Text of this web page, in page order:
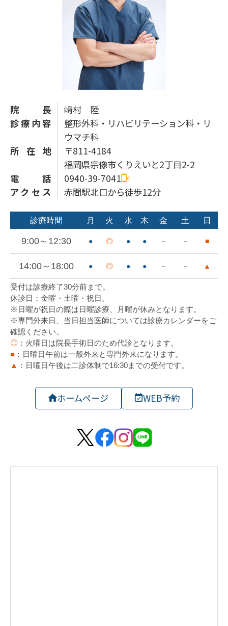
院長
﨑村 陸
診療内容
整形外科・リハビリテーション科・リ
ウマチ科
所在地
〒811-4184
福岡県宗像市くりえいと2丁目2-2
電話
0940-39-7041
アクセス
赤間駅北口から徒歩12分
ホームページ WEB予約